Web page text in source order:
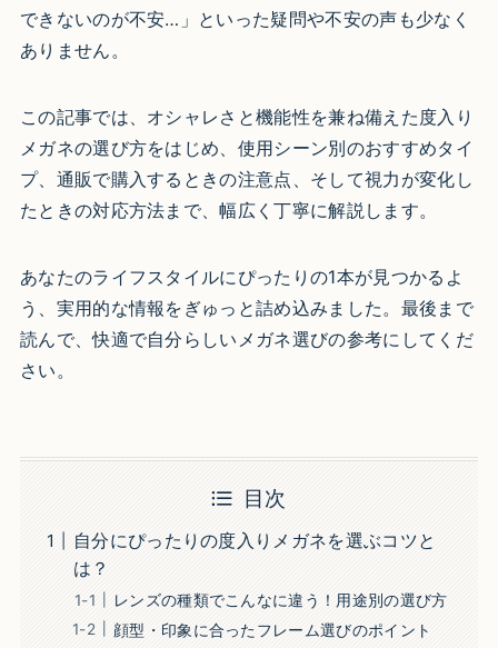
できないのが不安…」といった疑問や不安の声も少なく
ありません。
この記事では、オシャレさと機能性を兼ね備えた度入り
メガネの選び方をはじめ、使用シーン別のおすすめタイ
プ、通販で購入するときの注意点、そして視力が変化し
たときの対応方法まで、幅広く丁寧に解説します。
あなたのライフスタイルにぴったりの1本が見つかるよ
う、実用的な情報をぎゅっと詰め込みました。最後まで
読んで、快適で自分らしいメガネ選びの参考にしてくだ
さい。
目次
自分にぴったりの度入りメガネを選ぶコツと
は？
レンズの種類でこんなに違う！用途別の選び方
顔型・印象に合ったフレーム選びのポイント